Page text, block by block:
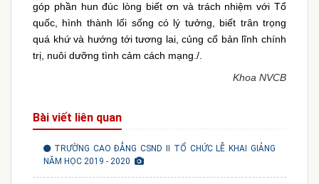
góp phần hun đúc lòng biết ơn và trách nhiệm với Tổ
quốc, hình thành lối sống có lý tưởng, biết trân trọng
quá khứ và hướng tới tương lai, củng cố bản lĩnh chính
trị, nuôi dưỡng tình cảm cách mạng./.
Khoa NVCB
Bài viết liên quan
TRƯỜNG CAO ĐẲNG CSND II TỔ CHỨC LỄ KHAI GIẢNG
NĂM HỌC 2019 - 2020